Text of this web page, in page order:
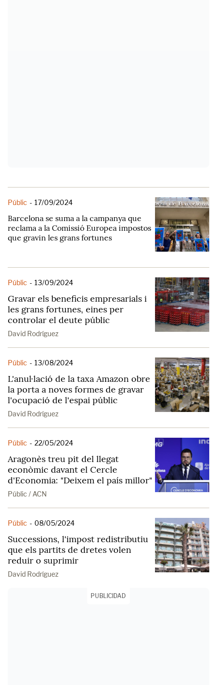
Públic - 17/09/2024
Barcelona se suma a la campanya que
reclama a la Comissió Europea impostos
que gravin les grans fortunes
Públic - 13/09/2024
Gravar els beneficis empresarials i
les grans fortunes, eines per
controlar el deute públic
David Rodríguez
Públic - 13/08/2024
L'anul·lació de la taxa Amazon obre
la porta a noves formes de gravar
l'ocupació de l'espai públic
David Rodríguez
Públic - 22/05/2024
Aragonès treu pit del llegat
econòmic davant el Cercle
d'Economia: "Deixem el país millor"
Públic / ACN
Públic - 08/05/2024
Successions, l'impost redistributiu
que els partits de dretes volen
reduir o suprimir
David Rodríguez
PUBLICIDAD